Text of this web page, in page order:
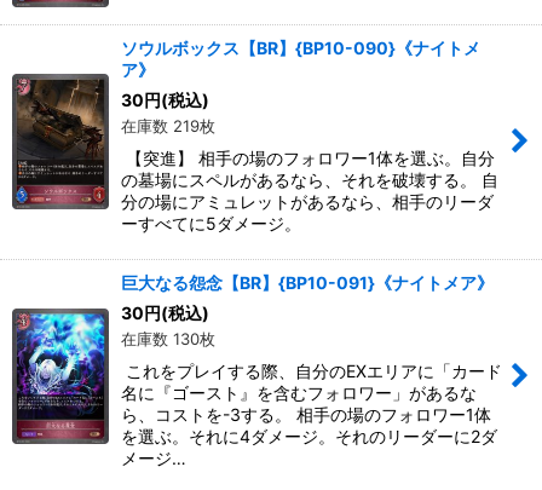
ソウルボックス【BR】{BP10-090}《ナイトメ
ア》
30円(税込)
在庫数 219枚
【突進】 相手の場のフォロワー1体を選ぶ。自分
の墓場にスペルがあるなら、それを破壊する。 自
分の場にアミュレットがあるなら、相手のリーダ
ーすべてに5ダメージ。
巨大なる怨念【BR】{BP10-091}《ナイトメア》
30円(税込)
在庫数 130枚
これをプレイする際、自分のEXエリアに「カード
名に『ゴースト』を含むフォロワー」があるな
ら、コストを-3する。 相手の場のフォロワー1体
を選ぶ。それに4ダメージ。それのリーダーに2ダ
メージ…